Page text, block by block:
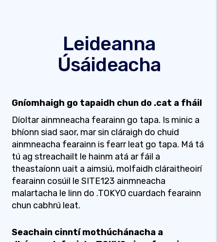
Leideanna
Úsáideacha
Gníomhaigh go tapaidh chun do .cat a fháil
Díoltar ainmneacha fearainn go tapa. Is minic a
bhíonn siad saor, mar sin cláraigh do chuid
ainmneacha fearainn is fearr leat go tapa. Má tá
tú ag streachailt le hainm atá ar fáil a
theastaíonn uait a aimsiú, molfaidh cláraitheoirí
fearainn cosúil le SITE123 ainmneacha
malartacha le linn do .TOKYO cuardach fearainn
chun cabhrú leat.
Seachain cinntí mothúchánacha a